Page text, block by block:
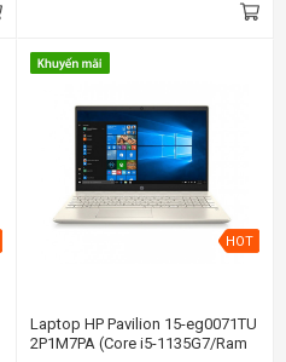
Windows 10 Home - Màu sắc:
HOT
Laptop HP Pavilion 15-eg0071TU
2P1M7PA (Core i5-1135G7/Ram